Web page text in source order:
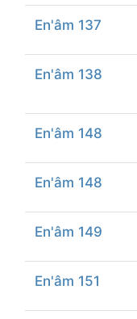
En'âm 137
En'âm 138
En'âm 148
En'âm 148
En'âm 149
En'âm 151